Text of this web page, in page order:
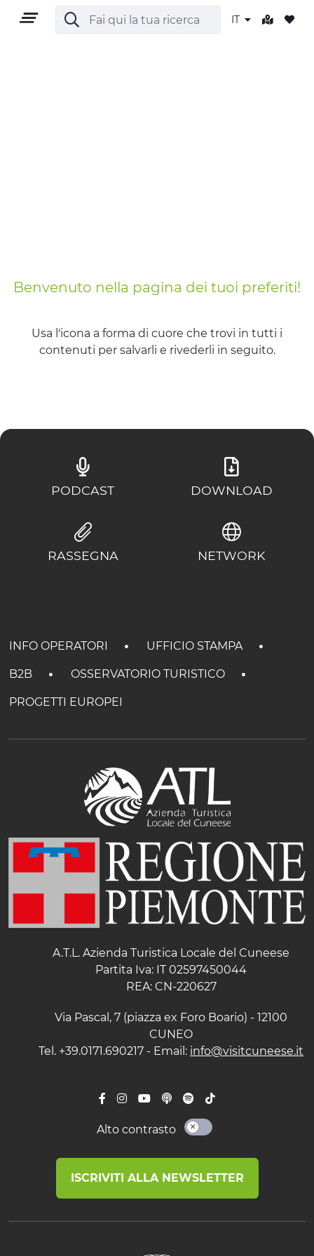
IT
NATURA E BENESSERE
ESPERIENZE
EVENTI
Benvenuto nella pagina dei tuoi preferiti!
Usa l'icona a forma di cuore che trovi in tutti i
contenuti per salvarli e rivederli in seguito.
PODCAST DOWNLOAD
RASSEGNA NETWORK
INFO OPERATORI UFFICIO STAMPA
B2B OSSERVATORIO TURISTICO
PROGETTI EUROPEI
A.T.L. Azienda Turistica Locale del Cuneese
Partita Iva: IT 02597450044
REA: CN-220627
Via Pascal, 7 (piazza ex Foro Boario) - 12100
CUNEO
Tel. +39.0171.690217 - Email: info@visitcuneese.it
Alto contrasto
ISCRIVITI ALLA NEWSLETTER